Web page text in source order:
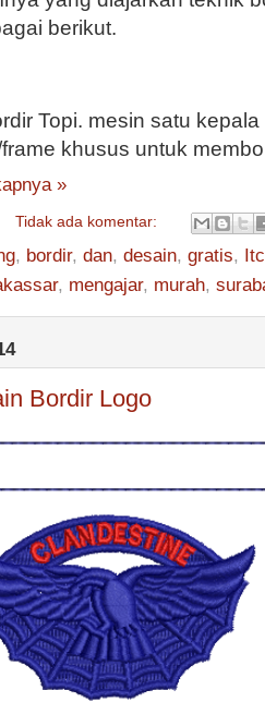
berikut.
Topi. mesin satu
khusus untuk membo
»
Tidak ada komentar:
, bordir, dan, desain, gratis,
, mengajar, murah,
Bordir Logo